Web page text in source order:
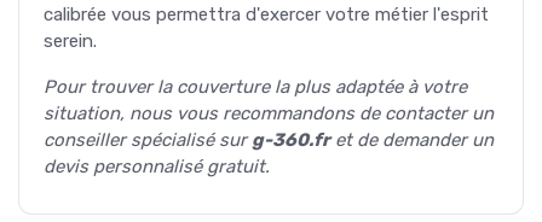
calibrée vous permettra d'exercer votre métier l'esprit
serein.
Pour trouver la couverture la plus adaptée à votre
situation, nous vous recommandons de contacter un
conseiller spécialisé surg-360.fret de demander un
devis personnalisé gratuit.